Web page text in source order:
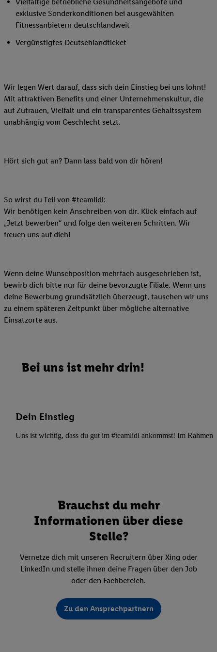
exklusive Sonderkonditionen bei ausgewählten
Fitnessanbietern deutschlandweit
Vergünstigtes Deutschlandticket
Wir legen Wert darauf, dass sich dein Einstieg bei uns lohnt!
Mit attraktiven Benefits und einer Unternehmenskultur, die
auf Zutrauen, Vielfalt und ein transparentes Gehaltssystem
unabhängig vom Geschlecht setzt.
Hört sich gut an? Dann lass bald von dir hören!
So wirst du Teil von #teamlidl:
Wir benötigen kein Anschreiben von dir. Klick einfach auf
„Jetzt bewerben“ und folge den weiteren Schritten. Wir
freuen uns auf dich!
Wenn deine Wunschposition mehrfach ausgeschrieben ist,
bewirb dich bitte nur für deine bevorzugte Filiale. Wenn uns
deine Bewerbung grundsätzlich überzeugt, tauschen wir uns
zu einem späteren Zeitpunkt über mögliche alternative
Einsatzorte aus.
Bei uns ist mehr drin!
Dein Einstieg
Uns ist wichtig, dass du gut im #teamlidl ankommst! Im Rahmen
Brauchst du mehr
Informationen über diese
Stelle?
Vernetze dich mit unseren Recruitern über Xing oder
LinkedIn und stelle ihnen deine Fragen über den Job
oder den Fachbereich.
Zu den Ansprechpartnern